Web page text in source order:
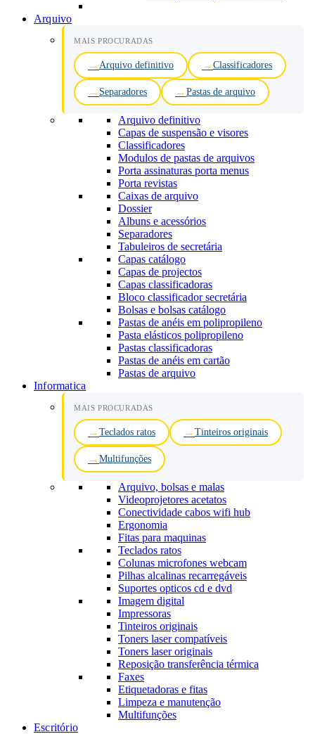
Arquivo
MAIS PROCURADAS
Arquivo definitivo Classificadores
Separadores Pastas de arquivo
Arquivo definitivo
Capas de suspensão e visores
Classificadores
Modulos de pastas de arquivos
Porta assinaturas porta menus
Porta revistas
Caixas de arquivo
Dossier
Albuns e acessórios
Separadores
Tabuleiros de secretária
Capas catálogo
Capas de projectos
Capas classificadoras
Bloco classificador secretária
Bolsas e bolsas catálogo
Pastas de anéis em polipropileno
Pasta elásticos polipropileno
Pastas classificadoras
Pastas de anéis em cartão
Pastas de arquivo
Informatica
MAIS PROCURADAS
Teclados ratos Tinteiros originais
Multifunções
Arquivo, bolsas e malas
Videoprojetores acetatos
Conectividade cabos wifi hub
Ergonomia
Fitas para maquinas
Teclados ratos
Colunas microfones webcam
Pilhas alcalinas recarregáveis
Suportes opticos cd e dvd
Imagem digital
Impressoras
Tinteiros originais
Toners laser compatíveis
Toners laser originais
Reposição transferência térmica
Faxes
Etiquetadoras e fitas
Limpeza e manutenção
Multifunções
Escritório